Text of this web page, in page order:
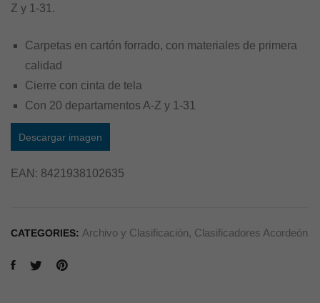
Z y 1-31.
Carpetas en cartón forrado, con materiales de primera
calidad
Cierre con cinta de tela
Con 20 departamentos A-Z y 1-31
Descargar imagen
EAN: 8421938102635
CATEGORIES: Archivo y Clasificación, Clasificadores Acordeón